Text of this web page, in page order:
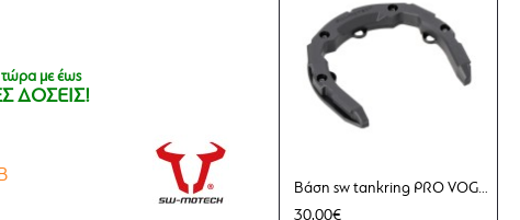
με έως
ΔΟΣΕΙΣ!
Βάση sw tankring PRO VOGE 625 DSX
30,00€